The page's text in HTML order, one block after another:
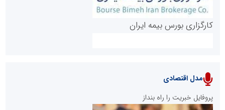
پایگاه خبری نهضت ملی مسکن
کارگزاری بورس بیمه ایران
مدل اقتصادی
پروفایل خبریت را راه بنداز